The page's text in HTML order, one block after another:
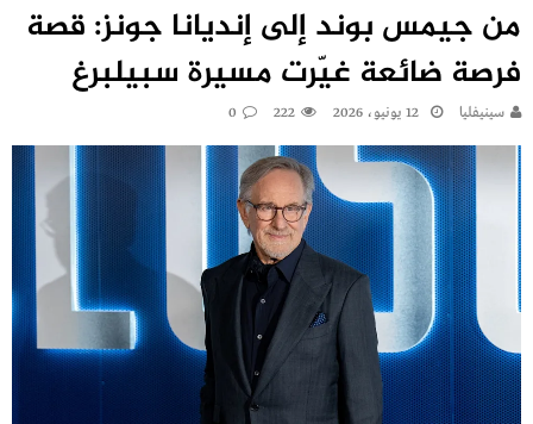
من جيمس بوند إلى إنديانا جونز: قصة
فرصة ضائعة غيّرت مسيرة سبيلبرغ
سينيفليا 12 يونيو، 2026 222
0